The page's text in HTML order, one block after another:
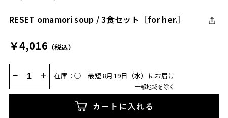
RESET omamori soup / 3食セット［for her.］
￥4,016 （税込）
− + 在庫：◯ 最短 8月19日（水）にお届け
一部地域を除く
カートに入れる